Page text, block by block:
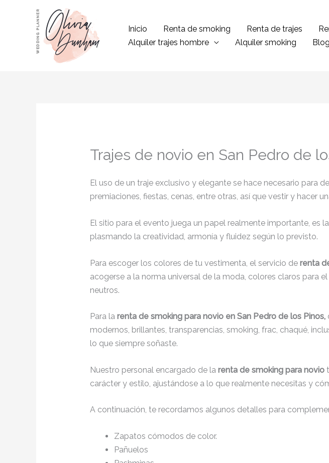
contenido
Inicio Renta de smoking Renta de trajes
Alquiler trajes hombre
Alquiler smoking Blog
Trajes de novio en San Pedro de
El uso de un traje exclusivo y elegante se hace necesario para
premiaciones, fiestas, cenas, entre otras, así que vestir y hacer
El sitio para el evento juega un papel realmente importante, es
plasmando la creatividad, armonía y fluidez según lo previsto.
Para escoger los colores de tu vestimenta, el servicio de renta
acogerse a la norma universal de la moda, colores claros para
neutros.
Para la renta de smoking para novio en San Pedro de los Pinos,
modernos, brillantes, transparencias, smoking, frac, chaqué,
lo que siempre soñaste.
Nuestro personal encargado de la renta de smoking para novio
carácter y estilo, ajustándose a lo que realmente necesitas y
A continuación, te recordamos algunos detalles para
Zapatos cómodos de color.
Pañuelos